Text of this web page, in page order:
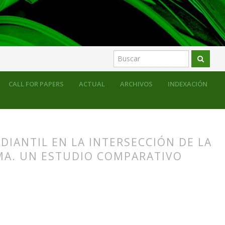
CALL FOR PAPERS ACTUAL ARCHIVOS INDEXACIÓN
EN LA INTERSECCIÓN DE LA
UN ESTUDIO COMPARATIVO